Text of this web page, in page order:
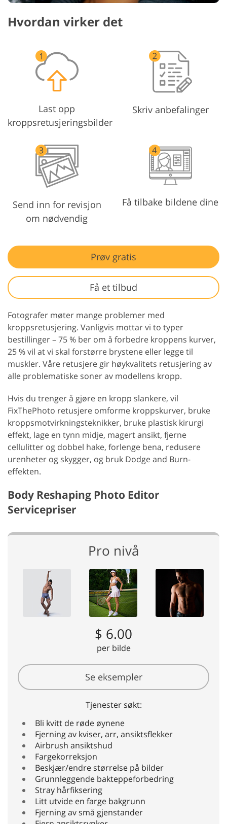
Hvordan virker det
Last opp
kroppsretusjeringsbilder
Skriv anbefalinger
Send inn for revisjon
om nødvendig
Få tilbake bildene dine
Prøv gratis
Få et tilbud
Fotografer møter mange problemer med
kroppsretusjering. Vanligvis mottar vi to typer
bestillinger – 75 % ber om å forbedre kroppens kurver,
25 % vil at vi skal forstørre brystene eller legge til
muskler. Våre retusjere gir høykvalitets retusjering av
alle problematiske soner av modellens kropp.
Hvis du trenger å gjøre en kropp slankere, vil
FixThePhoto retusjere omforme kroppskurver, bruke
kroppsmotvirkningsteknikker, bruke plastisk kirurgi
effekt, lage en tynn midje, magert ansikt, fjerne
cellulitter og dobbel hake, forlenge bena, redusere
urenheter og skygger, og bruk Dodge and Burn-
effekten.
Body Reshaping Photo Editor
Servicepriser
Pro nivå
$ 6.00
per bilde
Se eksempler
Tjenester søkt:
Bli kvitt de røde øynene
Fjerning av kviser, arr, ansiktsflekker
Airbrush ansiktshud
Fargekorreksjon
Beskjær/endre størrelse på bilder
Grunnleggende bakteppeforbedring
Stray hårfiksering
Litt utvide en farge bakgrunn
Fjerning av små gjenstander